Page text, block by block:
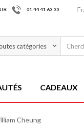
01 44 41 63 33
CADEAUX
Cheung